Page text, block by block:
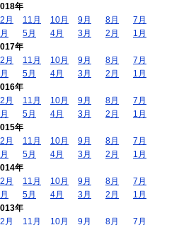
年
月
11月 10月 9月 8月
7月
5月 4月 3月 2月
1月
年
月
11月 10月 9月 8月
7月
5月 4月 3月 2月
1月
年
月
11月 10月 9月 8月
7月
5月 4月 3月 2月
1月
年
月
11月 10月 9月 8月
7月
5月 4月 3月 2月
1月
年
月
11月 10月 9月 8月
7月
5月 4月 3月 2月
1月
年
月
11月 10月 9月 8月 7月